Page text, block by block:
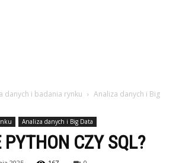
danych i badania rynku
Analiza danych i Big
Analiza danych i Big Data
PYTHON CZY SQL?